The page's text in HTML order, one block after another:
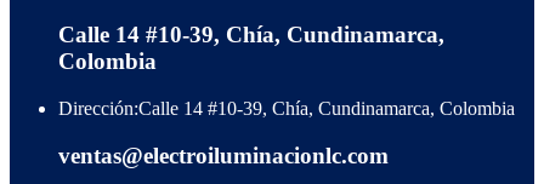
Calle 14 #10-39, Chía, Cundinamarca,
Colombia
Dirección:Calle 14 #10-39, Chía, Cundinamarca, Colombia
ventas@electroiluminacionlc.com